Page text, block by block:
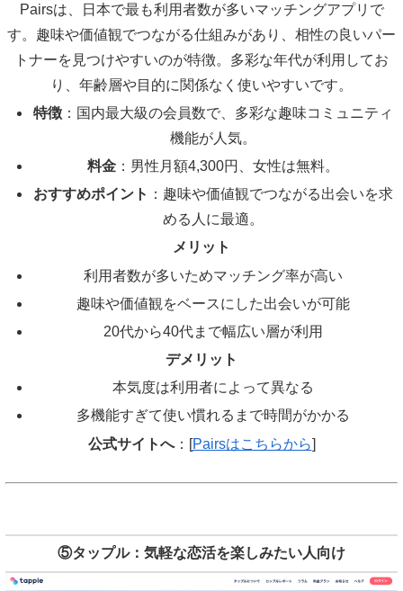
Pairsは、日本で最も利用者数が多いマッチングアプリで
す。趣味や価値観でつながる仕組みがあり、相性の良いパー
トナーを見つけやすいのが特徴。多彩な年代が利用してお
り、年齢層や目的に関係なく使いやすいです。
特徴 ：国内最大級の会員数で、多彩な趣味コミュニティ
機能が人気。
料金 ：男性月額4,300円、女性は無料。
おすすめポイント ：趣味や価値観でつながる出会いを求
める人に最適。
メリット
利用者数が多いためマッチング率が高い
趣味や価値観をベースにした出会いが可能
20代から40代まで幅広い層が利用
デメリット
本気度は利用者によって異なる
多機能すぎて使い慣れるまで時間がかかる
公式サイトへ：[Pairsはこちらから]
⑤タップル：気軽な恋活を楽しみたい人向け